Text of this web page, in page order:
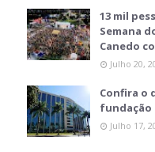
13 mil
Semana
Canedo
Julho 20,
Confira o
fundação
Julho 17,